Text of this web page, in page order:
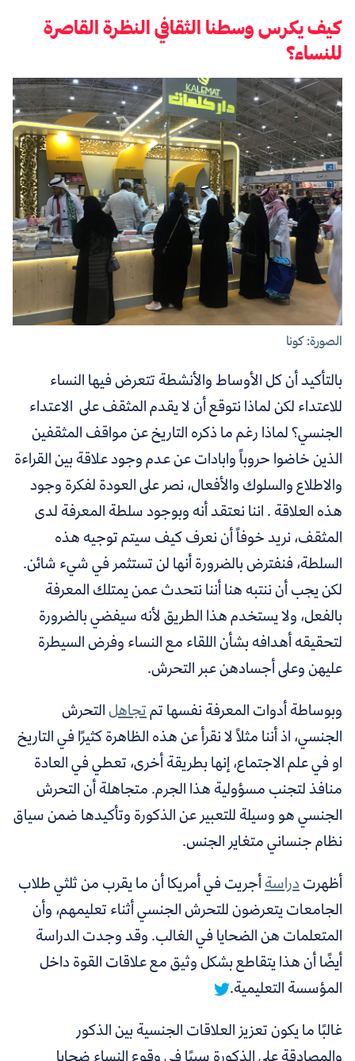
كيف يكرس وسطنا الثقافي النظرة القاصرة
للنساء؟
الصورة: كونا
بالتأكيد أن كل الأوساط والأنشطة تتعرض فيها النساء
للاعتداء لكن لماذا نتوقع أن لا يقدم المثقف على الاعتداء
الجنسي؟ لماذا رغم ما ذكره التاريخ عن مواقف المثقفين
الذين خاضوا حروباً وابادات عن عدم وجود علاقة بين القراءة
والاطلاع والسلوك والأفعال، نصر على العودة لفكرة وجود
هذه العلاقة . اننا نعتقد أنه وبوجود سلطة المعرفة لدى
المثقف، نريد خوفاً أن نعرف كيف سيتم توجيه هذه
السلطة، فنفترض بالضرورة أنها لن تستثمر في شيء شائن.
لكن يجب أن ننتبه هنا أننا نتحدث عمن يمتلك المعرفة
بالفعل، ولا يستخدم هذا الطريق لأنه سيفضي بالضرورة
لتحقيقه أهدافه بشأن اللقاء مع النساء وفرض السيطرة
عليهن وعلى أجسادهن عبر التحرش.
وبوساطة أدوات المعرفة نفسها تمتجاهلالتحرش
الجنسي، اذ أننا مثلاً لا نقرأ عن هذه الظاهرة كثيرًا في التاريخ
او في علم الاجتماع، إنها بطريقة أخرى، تعطي في العادة
منافذ لتجنب مسؤولية هذا الجرم. متجاهلة أن التحرش
الجنسي هو وسيلة للتعبير عن الذكورة وتأكيدها ضمن سياق
نظام جنساني متغاير الجنس.
أظهرتدراسةأجريت في أمريكا أن ما يقرب من ثلثي طلاب
الجامعات يتعرضون للتحرش الجنسي أثناء تعليمهم،وأن
المتعلمات هن الضحايا في الغالب. وقد وجدت الدراسة
أيضًا أن هذا يتقاطع بشكل وثيق مع علاقات القوة داخل
المؤسسة التعليمية.
غالبًا ما يكون تعزيز العلاقات الجنسية بين الذكور